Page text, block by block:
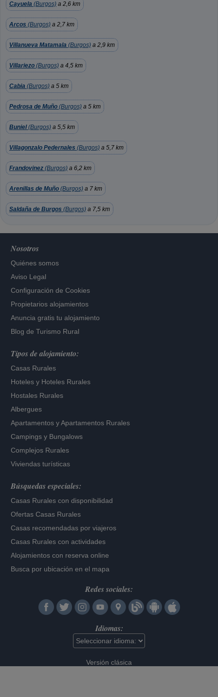
Cayuela (Burgos) a 2,6 km
Arcos (Burgos) a 2,7 km
Villanueva Matamala (Burgos) a 2,9 km
Villariezo (Burgos) a 4,5 km
Cabia (Burgos) a 5 km
Pedrosa de Muño (Burgos) a 5 km
Buniel(Burgos) a 5,5 km
Villagonzalo Pedernales (Burgos) a 5,7 km
Frandovinez (Burgos) a 6,2 km
Arenillas de Muño (Burgos) a 7 km
Saldaña de Burgos (Burgos) a 7,5 km
Nosotros
Quiénes somos
Aviso Legal
Configuración de Cookies
Propietarios alojamientos
Anuncia gratis tu alojamiento
Blog de Turismo Rural
Tipos de alojamiento:
Casas Rurales
Hoteles y Hoteles Rurales
Hostales Rurales
Albergues
Apartamentos yApartamentos Rurales
Campings y Bungalows
Complejos Rurales
Viviendas turísticas
Búsquedas especiales:
Casas Rurales con disponibilidad
Ofertas Casas Rurales
Casas recomendadas por viajeros
Casas Rurales con actividades
Alojamientos con reserva online
Busca por ubicación en el mapa
Redes sociales:
Idiomas:
Versión clásica